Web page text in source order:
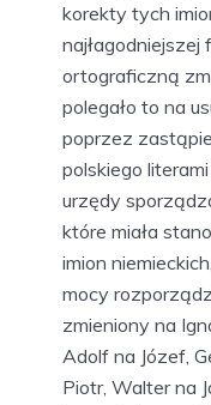
korekty tych
ortograficzną
polegało to na
poprzez
polskiego
urzędy
które miała
imion
mocy
zmieniony na
Adolf na Józef,
Piotr, Walter na